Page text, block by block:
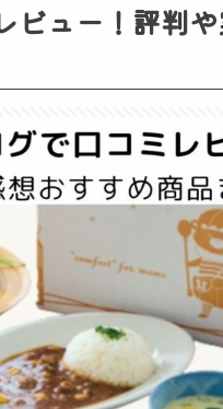
ビュー！評判